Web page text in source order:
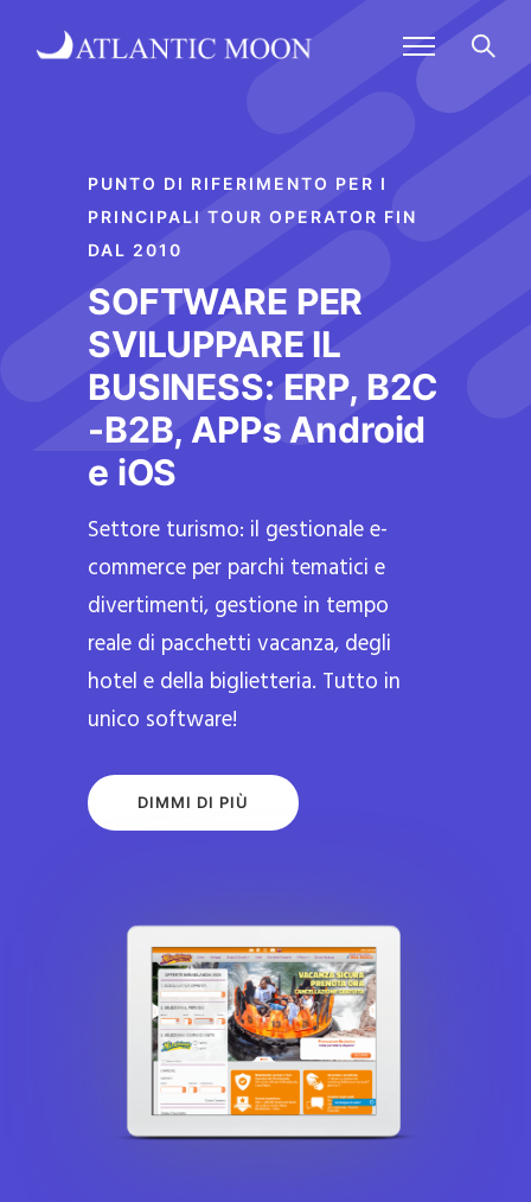
PUNTO DI RIFERIMENTO PER I
PRINCIPALI TOUR OPERATOR FIN
DAL 2010
SOFTWARE PER
SVILUPPARE IL
BUSINESS: ERP, B2C
-B2B, APPs Android
e iOS
Settore turismo: il gestionale e-
commerce per parchi tematici e
divertimenti, gestione in tempo
reale di pacchetti vacanza, degli
hotel e della biglietteria. Tutto in
unico software!
DIMMI DI PIÙ